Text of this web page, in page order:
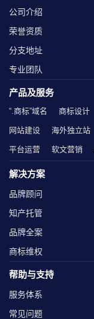
公司介绍
荣誉资质
分支地址
专业团队
产品及服务
“.商标”域名 商标设计
网站建设 海外独立站
平台运营 软文营销
解决方案
品牌顾问
知产托管
品牌全案
商标维权
帮助与支持
服务体系
常见问题